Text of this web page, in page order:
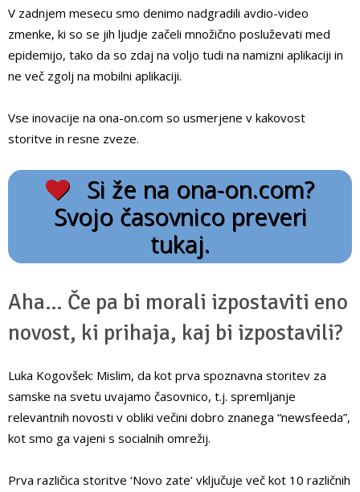
V zadnjem mesecu smo denimo nadgradili avdio-video
zmenke, ki so se jih ljudje začeli množično posluževati med
epidemijo, tako da so zdaj na voljo tudi na namizni aplikaciji in
ne več zgolj na mobilni aplikaciji.
Vse inovacije na ona-on.com so usmerjene v kakovost
storitve in resne zveze.
Si že na ona-on.com?
Svojo časovnico preveri
tukaj.
Aha… Če pa bi morali izpostaviti eno
novost, ki prihaja, kaj bi izpostavili?
Luka Kogovšek: Mislim, da kot prva spoznavna storitev za
samske na svetu uvajamo časovnico, t.j. spremljanje
relevantnih novosti v obliki večini dobro znanega “newsfeeda”,
kot smo ga vajeni s socialnih omrežij.
Prva različica storitve ‘Novo zate’ vključuje več kot 10 različnih